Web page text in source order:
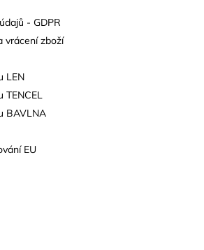
- GDPR
vrácení zboží
LEN
TENCEL
BAVLNA
EU